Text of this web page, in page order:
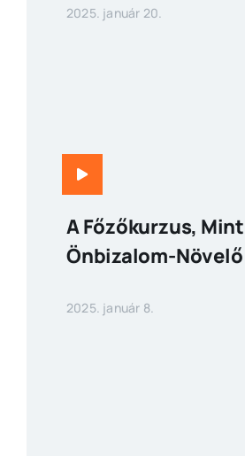
2025. január 20.
A Főzőkurzus, Mint
Önbizalom-
2025. január 8.